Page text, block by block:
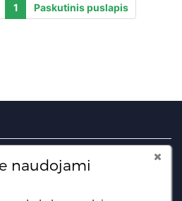
1 Paskutinis puslapis
naudojami